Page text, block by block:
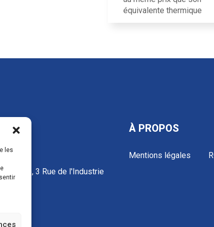
les
équivalente thermique
3 Rue de l'Industrie
À PROPOS
Mentions légales